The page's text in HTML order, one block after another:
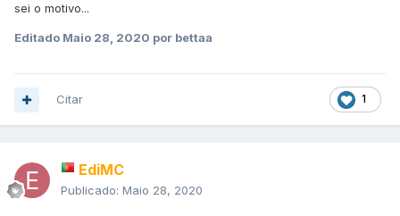
sei o motivo...
Editado Maio 28, 2020 por bettaa
1
Citar
EdiMC
Publicado: Maio 28, 2020